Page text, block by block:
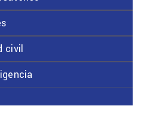
civil